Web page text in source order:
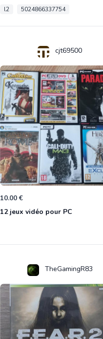
l2 5024866337754
cjt69500
10.00 €
12 jeux vidéo pour PC
TheGamingR83